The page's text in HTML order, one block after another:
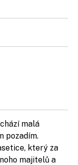
malá
pozadím.
který za
majitelů a